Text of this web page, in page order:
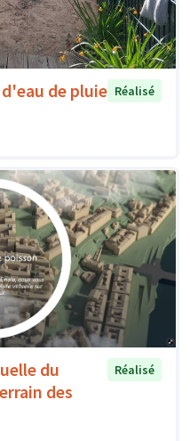
de pluie Réalisé
du
des
Réalisé